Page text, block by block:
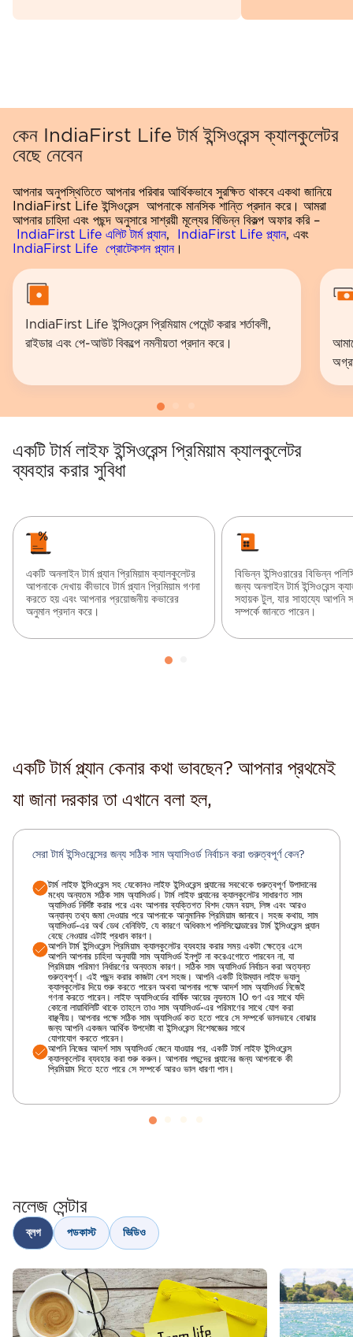
কেন IndiaFirst Life টার্ম ইন্সিওরেন্স ক্যালকুলেটর
বেছে নেবেন
আপনার অনুপস্থিতিতে আপনার পরিবার আর্থিকভাবে সুরক্ষিত থাকবে একথা জানিয়ে
IndiaFirst Life ইন্সিওরেন্স আপনাকে মানসিক শান্তি প্রদান করে। আমরা
আপনার চাহিদা এবং পছন্দ অনুসারে সাশ্রয়ী মূল্যের বিভিন্ন বিকল্প অফার করি –
IndiaFirst Life এলিট টার্ম প্ল্যান, IndiaFirst Life প্ল্যান, এবং
IndiaFirst Life প্রোটেকশন প্ল্যান।
IndiaFirst Life ইন্সিওরেন্স প্রিমিয়াম পেমেন্ট করার শর্তাবলী,
রাইডার এবং পে-আউট বিকল্পে নমনীয়তা প্রদান করে।
একটি টার্ম লাইফ ইন্সিওরেন্স প্রিমিয়াম ক্যালকুলেটর
ব্যবহার করার সুবিধা
একটি অনলাইন টার্ম প্ল্যান প্রিমিয়াম ক্যালকুলেটর
আপনাকে দেখায় কীভাবে টার্ম প্ল্যান প্রিমিয়াম গণনা
করতে হয় এবং আপনার প্রয়োজনীয় কভারের
অনুমান প্রদান করে।
বিভিন্ন ইন্সিওরারের বিভিন্ন
জন্য অনলাইন টার্ম ইন্সিওরেন্স
সহায়ক টুল, যার সাহায্যে আপনি
সম্পর্কে জানতে পারেন।
একটি টার্ম প্ল্যান কেনার কথা ভাবছেন? আপনার প্রথমেই
যা জানা দরকার তা এখানে বলা হল,
সেরা টার্ম ইন্সিওরেন্সের জন্য সঠিক সাম অ্যাসিওর্ড নির্বাচন করা গুরুত্বপূর্ণ কেন?
টার্ম লাইফ ইন্সিওরেন্স সহ যেকোনও লাইফ ইন্সিওরেন্স প্ল্যানের সবথেকে গুরুত্বপূর্ণ উপাদানের
মধ্যে অন্যতম সঠিক সাম অ্যাসিওর্ড। টার্ম লাইফ প্ল্যানের ক্যালকুলেটর সাধারণত সাম
অ্যাসিওর্ড নির্দিষ্ট করার পরে এবং আপনার ব্যক্তিগত বিশদ যেমন বয়স, লিঙ্গ এবং আরও
অন্যান্য তথ্য জমা দেওয়ার পরে আপনাকে আনুমানিক প্রিমিয়াম জানাবে। সহজ কথায়, সাম
অ্যাসিওর্ড-এর অর্থ ডেথ বেনিফিট, যে কারণে অধিকাংশ পলিসিহোল্ডারের টার্ম ইন্সিওরেন্স প্ল্যান
বেছে নেওয়ার এটাই প্রধান কারণ।
আপনি টার্ম ইন্সিওরেন্স প্রিমিয়াম ক্যালকুলেটর ব্যবহার করার সময় একটা ক্ষেত্রে এসে
আপনি আপনার চাহিদা অনুযায়ী সাম অ্যাসিওর্ড ইনপুট না করেএগোতে পারবেন না, যা
প্রিমিয়াম পরিমাণ নির্ধারণের অন্যতম কারণ। সঠিক সাম অ্যাসিওর্ড নির্বাচন করা অত্যন্ত
গুরুত্বপূর্ণ। এই পছন্দ করার কাজটা বেশ সহজ। আপনি একটি হিউম্যান লাইফ ভ্যালু
ক্যালকুলেটর দিয়ে শুরু করতে পারেন অথবা আপনার পক্ষে আদর্শ সাম অ্যাসিওর্ড নিজেই
গণনা করতে পারেন। লাইফ অ্যাসিওর্ডের বার্ষিক আয়ের ন্যূনতম 10 গুণ এর সাথে যদি
কোনো লায়াবিলিটি থাকে তাহলে তাও সাম অ্যাসিওর্ড-এর পরিমাণের সাথে যোগ করা
বাঞ্ছনীয়। আপনার পক্ষে সঠিক সাম অ্যাসিওর্ড কত হতে পারে সে সম্পর্কে ভালভাবে বোঝার
জন্য আপনি একজন আর্থিক উপদেষ্টা বা ইন্সিওরেন্স বিশেষজ্ঞের সাথে
যোগাযোগ করতে পারেন।
আপনি নিজের আদর্শ সাম অ্যাসিওর্ড জেনে যাওয়ার পর, একটি টার্ম লাইফ ইন্সিওরেন্স
ক্যালকুলেটর ব্যবহার করা শুরু করুন। আপনার পছন্দের প্ল্যানের জন্য আপনাকে কী
প্রিমিয়াম দিতে হতে পারে সে সম্পর্কে আরও ভাল ধারণা পান।
নলেজ সেন্টার
ব্লগ পডকাস্ট ভিডিও